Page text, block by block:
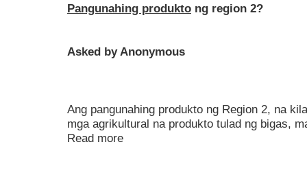
Pangunahing produkto ng region 2?
Asked by Anonymous
Ang pangunahing produkto ng Region 2, na
mga agrikultural na produkto tulad ng bigas,
Read more